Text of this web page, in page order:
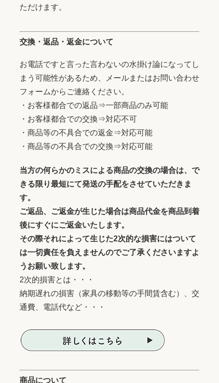
ただけます。
交換・返品・返金について
お電話ですと言った言わないの水掛け論になってし
まう可能性があるため、メールまたはお問い合わせ
フォームからご連絡ください。
・お客様都合での返品⇒一部商品のみ可能
・お客様都合での交換⇒対応不可
・商品等の不具合での返金⇒対応可能
・商品等の不具合での交換⇒対応可能
当方の何らかのミスによる商品の交換の場合は、で
きる限り最短にて発送の手配をさせていただきま
す。
ご返品、ご返金が生じた場合は商品代金を商品到着
後にすぐにご返金いたします。
その際それによって生じた2次的な損害にはついて
は一切責任を負えませんのでご了承くださいますよ
うお願い致します。
2次的損害とは・・・
納期遅れの損害（家具の移動等の手間賃含む）、交
通費、電話代など・・・
商品について